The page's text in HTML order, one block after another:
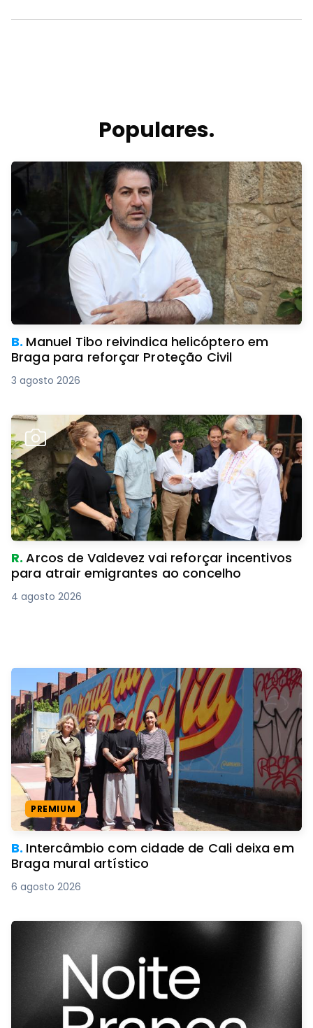
Populares.
B. Manuel Tibo reivindica helicóptero em
Braga para reforçar Proteção Civil
3 agosto 2026
R.Arcos de Valdevez vai reforçar incentivos
para atrair emigrantes ao concelho
4 agosto 2026
PREMIUM
B. Intercâmbio com cidade de Cali deixa em
Braga mural artístico
6 agosto 2026